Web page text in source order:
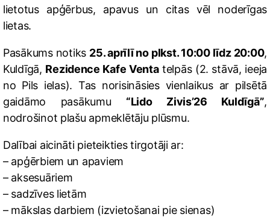
lietotus apģērbus, apavus un citas vēl noderīgas
lietas.
Pasākums notiks 25. aprīlī no plkst. 10:00 līdz 20:00,
Kuldīgā, Rezidence Kafe Ventatelpās (2. stāvā, ieeja
no Pils ielas). Tas norisināsies vienlaikus ar pilsētā
gaidāmo pasākumu “Lido Zivis’26 Kuldīgā”,
nodrošinot plašu apmeklētāju plūsmu.
Dalībai aicināti pieteikties tirgotāji ar:
– apģērbiem un apaviem
– aksesuāriem
– sadzīves lietām
– mākslas darbiem (izvietošanai pie sienas)